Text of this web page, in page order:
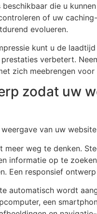
die u
of uw
evolueren.
kunt u de
verbetert.
zich meebrengen
zodat uw
van uw
weg te denken.
informatie op te
Een responsief
automatisch wordt
een